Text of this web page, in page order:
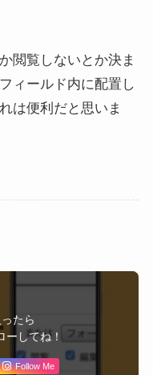
閲覧しないとか決ま
ィールド内に配置し
は便利だと思いま
たら
してね！
Follow Me